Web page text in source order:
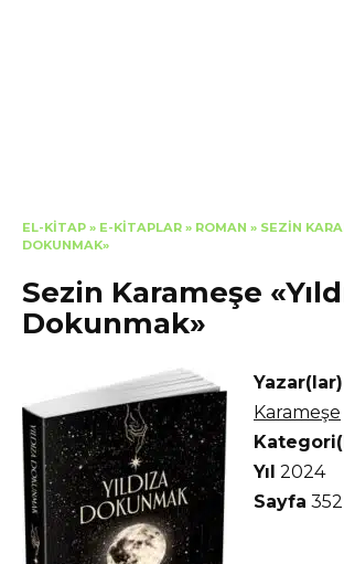
EL-KITAP » E-KITAPLAR » ROMAN » SEZIN
DOKUNMAK»
Sezin Karameşe
Dokunmak»
Yazar(lar)
Karameşe
Yıl 2024
Sayfa 352